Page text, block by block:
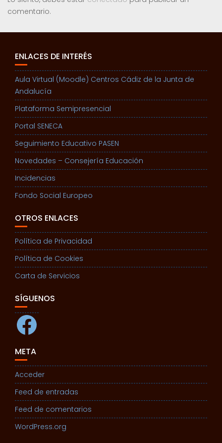
comentario.
ENLACES DE INTERÉS
Aula Virtual (Moodle) Centros Cádiz de la Junta de
Andalucía
Plataforma Semipresencial
Portal SENECA
Seguimiento Educativo PASEN
Novedades – Consejería Educación
Incidencias
Fondo Social Europeo
OTROS ENLACES
Política de Privacidad
Política de Cookies
Carta de Servicios
SÍGUENOS
Facebook
META
Acceder
Feed de entradas
Feed de comentarios
WordPress.org